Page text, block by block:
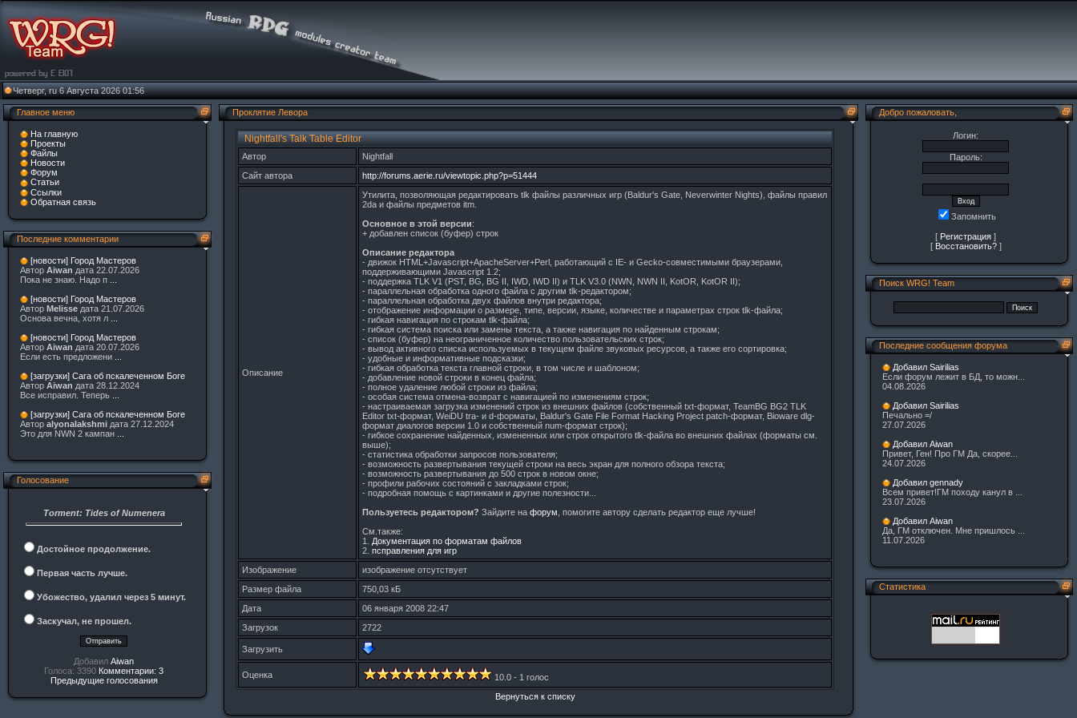
Четверг, ru 6 Августа 2026 01:56
Главное меню
На главную
Проекты
Файлы
Новости
Форум
Статьи
Ссылки
Обратная связь
Последние комментарии
[новости] Город Мастеров
Автор Aiwan дата 22.07.2026
Пока не знаю. Надо п
[новости] Город Мастеров
Автор Melisse дата 21.07.2026
Основа вечна, хотя л
[новости] Город Мастеров
Автор Aiwan дата 20.07.2026
Если есть предложени
[загрузки] Сага об пскалеченном Боге
Автор Aiwan дата 28.12.2024
Все исправил. Теперь
[загрузки] Сага об пскалеченном Боге
Автор alyonalakshmi дата 27.12.2024
Это для NWN 2 кампан ...
Голосование
Torment: Tides of Numenera
Достойное продолжение.
Первая часть лучше.
Убожество, удалил через 5 минут.
Заскучал, не прошел.
Добавил Aiwan
Голоса: 3390 Комментарии: 3
Предыдущие голосования
Проклятие Левора
Nightfall's Talk Table Editor
Автор
Nightfall
Сайт автора
http://forums.aerie.ru/viewtopic.php?p=51444
Описание
Утилита, позволяющая редактировать tlk файлы различных игр (Baldur's Gate, Neverwinter Nights), файлы правил
2da и файлы предметов itm.
Основное в этой версии:
+ добавлен список (буфер) строк
Описание редактора
- движок HTML+Javascript+ApacheServer+Perl, работающий с IE- и Gecko-совместимыми браузерами,
поддерживающими Javascript 1.2;
- поддержка TLK V1 (PST, BG, BG II, IWD, IWD II) и TLK V3.0 (NWN, NWN II, KotOR, KotOR II);
- параллельная обработка одного файла с другим tlk-редактором;
- параллельная обработка двух файлов внутри редактора;
- отображение информации о размере, типе, версии, языке, количестве и параметрах строк tlk-файла;
- гибкая навигация по строкам tlk-файла;
- гибкая система поиска или замены текста, а также навигация по найденным строкам;
- список (буфер) на неограниченное количество пользовательских строк;
- вывод активного списка используемых в текущем файле звуковых ресурсов, а также его сортировка;
- удобные и информативные подсказки;
- гибкая обработка текста главной строки, в том числе и шаблоном;
- добавление новой строки в конец файла;
- полное удаление любой строки из файла;
- особая система отмена-возврат с навигацией по изменениям строк;
- настраиваемая загрузка изменений строк из внешних файлов (собственный txt-формат, TeamBG BG2 TLK
Editor txt-формат, WeiDU tra- и d-форматы, Baldur's Gate File Format Hacking Project patch-формат, Bioware dlg-
формат диалогов версии 1.0 и собственный num-формат строк);
- гибкое сохранение найденных, измененных или строк открытого tlk-файла во внешних файлах (форматы см.
выше);
- статистика обработки запросов пользователя;
- возможность развертывания текущей строки на весь экран для полного обзора текста;
- возможность развертывания до 500 строк в новом окне;
- профили рабочих состояний с закладками строк;
- подробная помощь с картинками и другие полезности...
Пользуетесь редактором? Зайдите на форум , помогите автору сделать редактор еще лучше!
См.также:
1. Документация по форматам файлов
2. псправления для игр
Изображение
изображение отсутствует
Размер файла
750,03 кБ
Дата
06 января 2008 22:47
Загрузок
2722
Загрузить
Оценка
10.0 - 1 голос
Вернуться к списку
Добро пожаловать,
Логин:
Пароль:
Запомнить
[ Регистрация ]
[ Восстановить?]
Поиск WRG! Team
Последние сообщения форума
Добавил Sairilias
Если форум лежит в БД, то можн...
04.08.2026
Добавил Sairilias
Печально =/
27.07.2026
Добавил Aiwan
Привет, Ген! Про ГМ Да, скорее...
24.07.2026
Добавил gennady
Всем привет!ГМ походу канул в ...
23.07.2026
Добавил Aiwan
Да, ГМ отключен. Мне пришлось ...
11.07.2026
Статистика